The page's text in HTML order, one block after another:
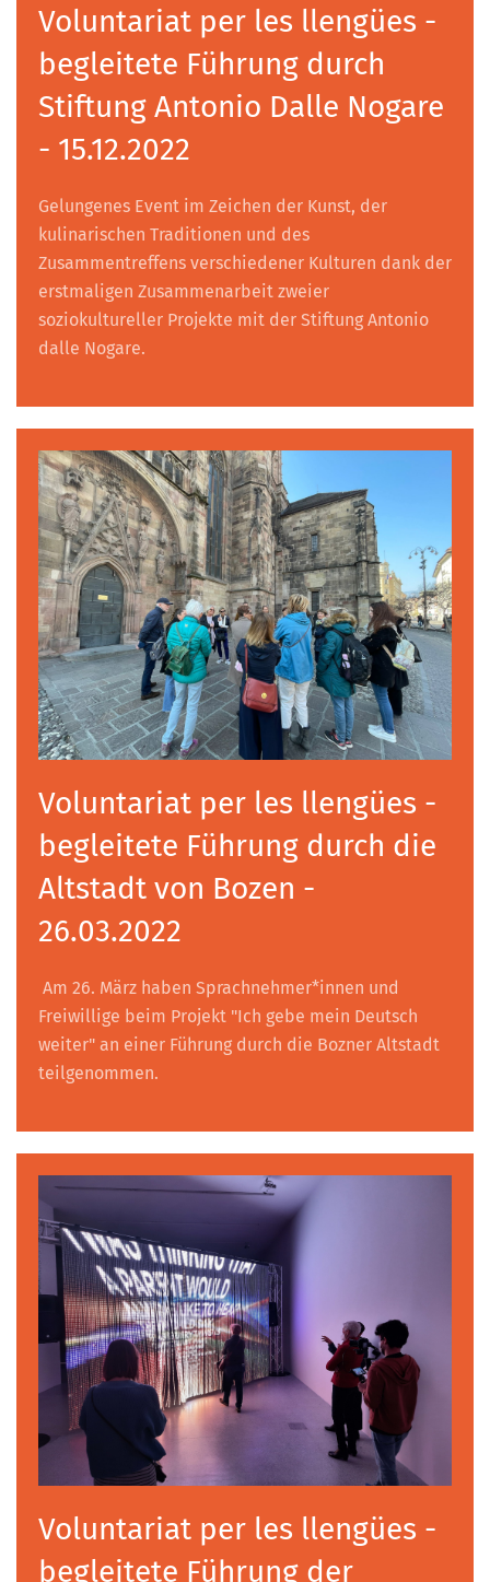
Voluntariat per les llengües -
begleitete Führung durch
Stiftung Antonio Dalle Nogare
- 15.12.2022
Gelungenes Event im Zeichen der Kunst, der
kulinarischen Traditionen und des
Zusammentreffens verschiedener Kulturen dank der
erstmaligen Zusammenarbeit zweier
soziokultureller Projekte mit der Stiftung Antonio
dalle Nogare.
Voluntariat per les llengües -
begleitete Führung durch die
Altstadt von Bozen -
26.03.2022
Am 26. März haben Sprachnehmer*innen und
Freiwillige beim Projekt "Ich gebe mein Deutsch
weiter" an einer Führung durch die Bozner Altstadt
teilgenommen.
Voluntariat per les llengües -
begleitete Führung der